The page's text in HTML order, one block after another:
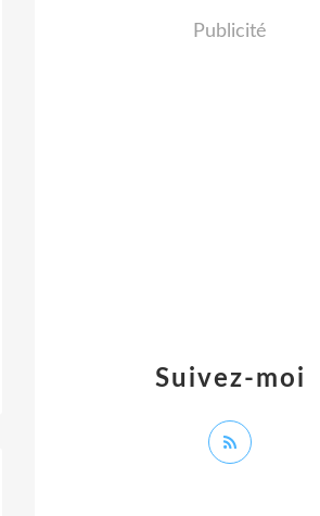
Suivez-moi
Publicité